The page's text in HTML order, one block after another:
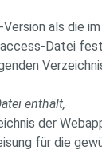
als die
Datei
enthält,
der
für die